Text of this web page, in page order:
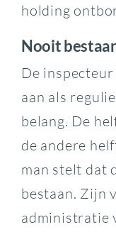
holding
Nooit
De
aan als
belang. De
de andere
man stelt dat
bestaan. Zijn
administratie